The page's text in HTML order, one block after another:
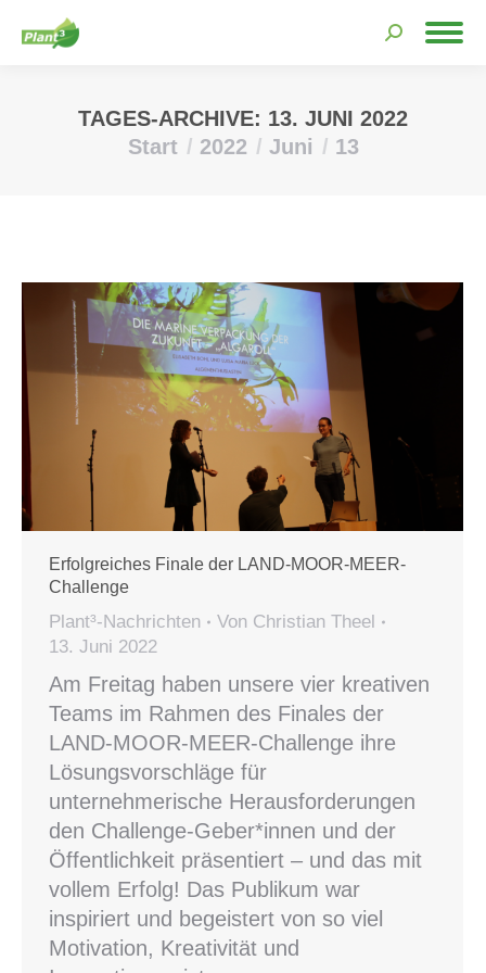
Search:
TAGES-ARCHIVE: 13. JUNI 2022
Sie befinden sich hier:
Start 2022 Juni 13
Erfolgreiches Finale der LAND-MOOR-MEER-
Challenge
Plant³-Nachrichten Von Christian Theel
13. Juni 2022
Am Freitag haben unsere vier kreativen
Teams im Rahmen des Finales der
LAND-MOOR-MEER-Challenge ihre
Lösungsvorschläge für
unternehmerische Herausforderungen
den Challenge-Geber*innen und der
Öffentlichkeit präsentiert – und das mit
vollem Erfolg! Das Publikum war
inspiriert und begeistert von so viel
Motivation, Kreativität und